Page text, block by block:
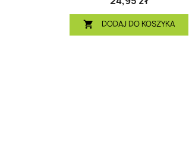
 DODAJ DO KOSZYKA